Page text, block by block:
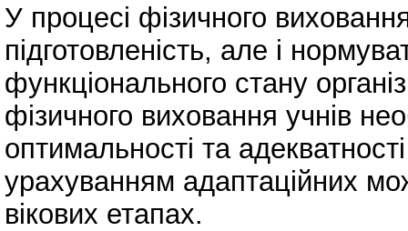
У процесі фізичного
підготовленість, але і
функціонального стану
фізичного виховання учнів
оптимальності та
урахуванням адаптаційних
вікових етапах.